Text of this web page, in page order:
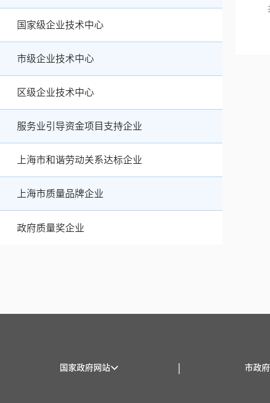
国家级企业技术中心
市级企业技术中心
区级企业技术中心
服务业引导资金项目支持企业
上海市和谐劳动关系达标企业
上海市质量品牌企业
政府质量奖企业
国家政府网站 市政